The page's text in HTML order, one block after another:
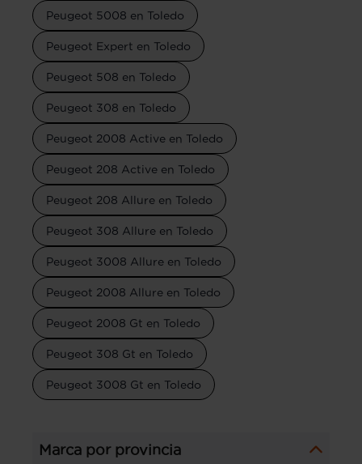
Peugeot 5008 en Toledo
Peugeot Expert en Toledo
Peugeot 508 en Toledo
Peugeot 308 en Toledo
Peugeot 2008 Active en Toledo
Peugeot 208 Active en Toledo
Peugeot 208 Allure en Toledo
Peugeot 308 Allure en Toledo
Peugeot 3008 Allure en Toledo
Peugeot 2008 Allure en Toledo
Peugeot 2008 Gt en Toledo
Peugeot 308 Gt en Toledo
Peugeot 3008 Gt en Toledo
Marca por provincia